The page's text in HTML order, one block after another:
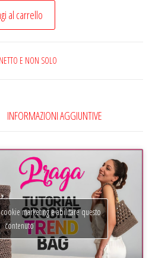
al carrello
E NON SOLO
INFORMAZIONI AGGIUNTIVE
marketing e abilitare questo
contenuto